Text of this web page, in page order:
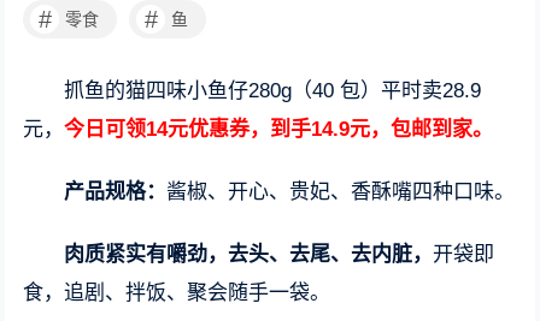
# 零食 # 鱼
抓鱼的猫四味小鱼仔280g（40 包）平时卖28.9
元，今日可领14元优惠券，到手14.9元，包邮到家。
产品规格： 酱椒、开心、贵妃、香酥嘴四种口味。
肉质紧实有嚼劲，去头、去尾、去内脏，开袋即
食，追剧、拌饭、聚会随手一袋。